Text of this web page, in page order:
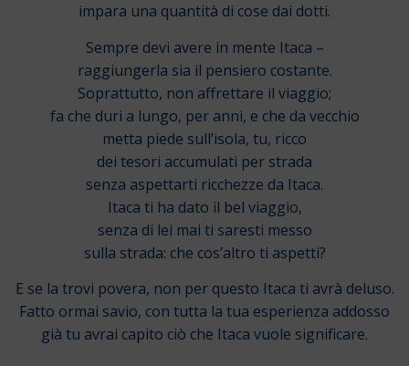
impara una quantità di cose dai dotti.
Sempre devi avere in mente Itaca –
raggiungerla sia il pensiero costante.
Soprattutto, non affrettare il viaggio;
fa che duri a lungo, per anni, e che da vecchio
metta piede sull’isola, tu, ricco
dei tesori accumulati per strada
senza aspettarti ricchezze da Itaca.
Itaca ti ha dato il bel viaggio,
senza di lei mai ti saresti messo
sulla strada: che cos’altro ti aspetti?
E se la trovi povera, non per questo Itaca ti avrà deluso.
Fatto ormai savio, con tutta la tua esperienza addosso
già tu avrai capito ciò che Itaca vuole significare.